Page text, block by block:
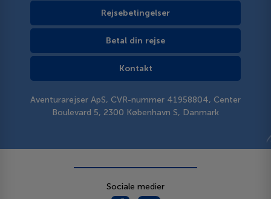
Rejsebetingelser
Betal din rejse
Kontakt
Aventurarejser ApS, CVR-nummer 41958804, Center
Boulevard 5, 2300 København S, Danmark
Sociale medier